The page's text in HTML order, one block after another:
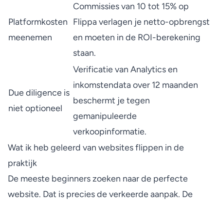
Platformkosten
meenemen
Commissies van 10 tot 15% op
Flippa verlagen je netto-opbrengst
en moeten in de ROI-berekening
staan.
Due diligence is
niet optioneel
Verificatie van Analytics en
inkomstendata over 12 maanden
beschermt je tegen
gemanipuleerde
verkoopinformatie.
Wat ik heb geleerd van websites flippen in de
praktijk
De meeste beginners zoeken naar de perfecte
website. Dat is precies de verkeerde aanpak. De